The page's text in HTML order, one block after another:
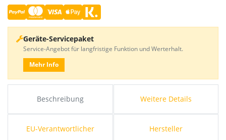
Beschreibung Weitere Details
EU-Verantwortlicher Hersteller
Geräte-Servicepaket
Service-Angebot für langfristige Funktion und Werterhalt.
Mehr Info